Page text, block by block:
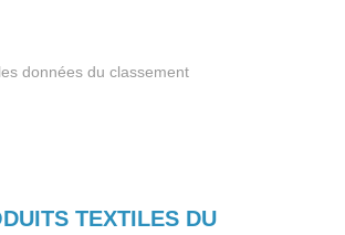
données du classement
TEXTILES DU